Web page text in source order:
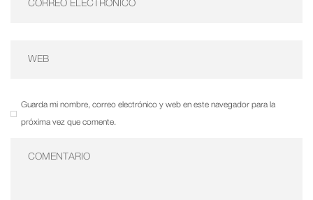
Guarda mi nombre, correo electrónico y web en este navegador para la
próxima vez que comente.